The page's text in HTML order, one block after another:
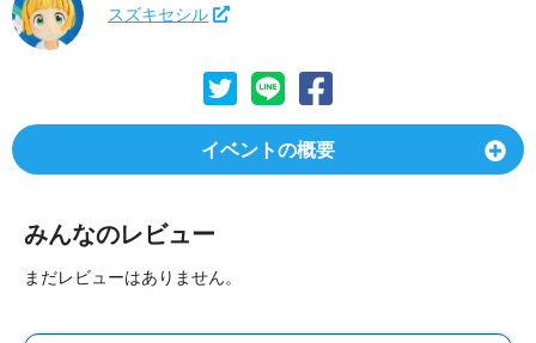
スズキセシル
イベントの概要
みんなのレビュー
まだレビューはありません。